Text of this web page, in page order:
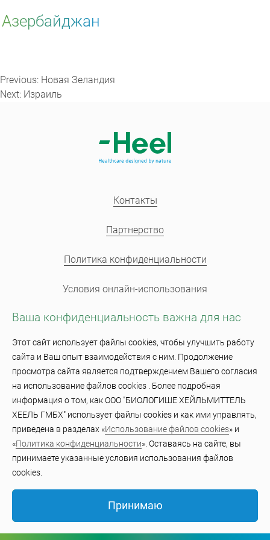
Азербайджан
записям
Previous: Новая Зеландия
Next: Израиль
Ваша конфиденциальность важна для нас
Этот сайт использует файлы cookies, чтобы улучшить работу
сайта и Ваш опыт взаимодействия с ним. Продолжение
просмотра сайта является подтверждением Вашего согласия
на использование файлов cookies . Более подробная
информация о том, как ООО "БИОЛОГИШЕ ХЕЙЛЬМИТТЕЛЬ
ХЕЕЛЬ ГМБХ" использует файлы cookies и как ими управлять,
приведена в разделах «Использование файлов cookies» и
«Политика конфиденциальности». Оставаясь на сайте, вы
принимаете указанные условия использования файлов
cookies.
Принимаю
Контакты
Партнерство
Политика конфиденциальности
Условия онлайн-использования
Использование файлов cookie
© BiologischeHeilmittel Heel GmbH 2023